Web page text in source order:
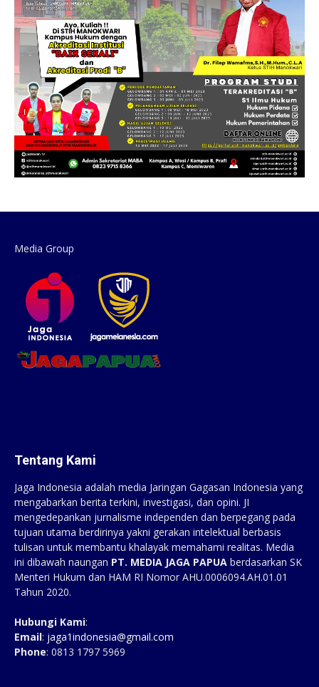
Media Group
Tentang Kami
Jaga Indonesia adalah media Jaringan Gagasan Indonesia yang
mengabarkan berita terkini, investigasi, dan opini. JI
mengedepankan jurnalisme independen dan berpegang pada
tujuan utama berdirinya yakni gerakan intelektual berbasis
tulisan untuk membantu khalayak memahami realitas. Media
ini dibawah naungan PT. MEDIA JAGA PAPUA berdasarkan SK
Menteri Hukum dan HAM RI Nomor AHU.0006094.AH.01.01
Tahun 2020.
Hubungi Kami:
Email: jaga1indonesia@gmail.com
Phone: 0813 1797 5969